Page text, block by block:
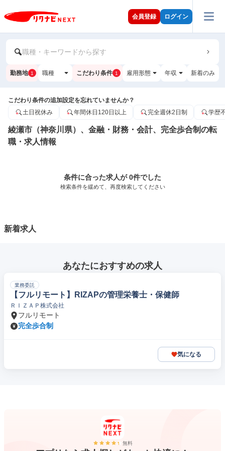
会員登録 ログイン
職種・キーワードから探す
勤務地 1 職種 こだわり条件 1 雇用形態 年収 新着のみ
こだわり条件の追加設定を忘れていませんか？
土日祝休み
年間休日120日以上 完全週休2日制 学歴
綾瀬市（神奈川県）、金融・財務・会計、完全歩合制の転
職・求人情報
条件に合った求人が 0件でした
検索条件を緩めて、再度検索してください
新着求人
あなたにおすすめの求人
業務委託
【フルリモート】RIZAPの管理栄養士・保健師
ＲＩＺＡＰ株式会社
フルリモート
完全歩合制
気になる
無料